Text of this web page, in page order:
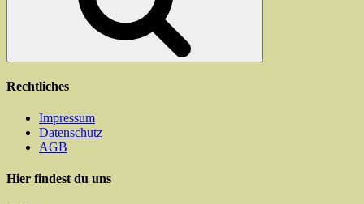
Rechtliches
Impressum
Datenschutz
AGB
Hier findest du uns